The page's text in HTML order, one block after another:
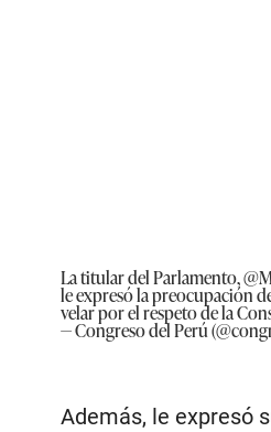
La titular del Parlamento,
le expresó la preocupación
velar por el respeto de la
— Congreso del Perú
Además, le expresó